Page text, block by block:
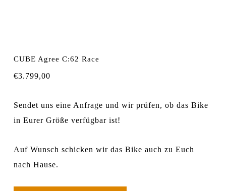
CUBE Agree C:62 Race
€3.799,00
Sendet uns eine Anfrage und wir prüfen, ob das Bike
in Eurer Größe verfügbar ist!
Auf Wunsch schicken wir das Bike auch zu Euch
nach Hause.